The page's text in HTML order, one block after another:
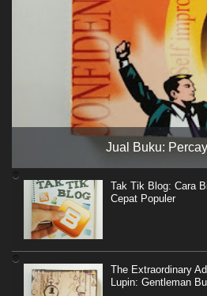
Jual Buku:
Tak Tik Blog: Cara
Cepat Populer
The Extraordinary
Lupin: Gentleman